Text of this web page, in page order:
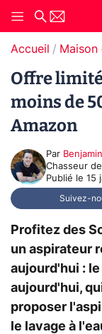
Accueil Maison
Offre
moins de
Amazon
Par
Chasseur
Publié le 15
Suivez-
Profitez des
un aspirateur
aujourd'hui :
aujourd'hui,
proposer
le lavage à